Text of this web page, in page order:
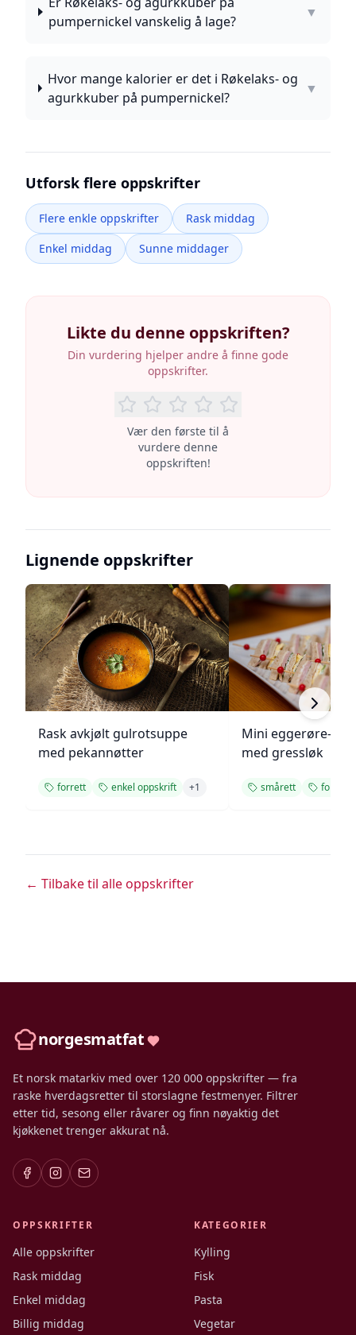
pumpernickel vanskelig å lage?
▼
Hvor mange kalorier er det i Røkelaks- og
agurkkuber på pumpernickel?
▼
Utforsk flere oppskrifter
Flere enkle oppskrifter
Rask middag
Enkel middag
Sunne middager
Likte du denne oppskriften?
Din vurdering hjelper andre å finne gode
oppskrifter.
Vær den første til å
vurdere denne
oppskriften!
Lignende oppskrifter
Rask avkjølt gulrotsuppe
med pekannøtter
forrett enkel oppskrift +1
Mini eggerøre-
med gressløk
smårett forrett
← Tilbake til alle oppskrifter
norgesmatfat
Et norsk matarkiv med over 120 000 oppskrifter — fra
raske hverdagsretter til storslagne festmenyer. Filtrer
etter tid, sesong eller råvarer og finn nøyaktig det
kjøkkenet trenger akkurat nå.
OPPSKRIFTER
Alle oppskrifter
Rask middag
Enkel middag
Billig middag
KATEGORIER
Kylling
Fisk
Pasta
Vegetar